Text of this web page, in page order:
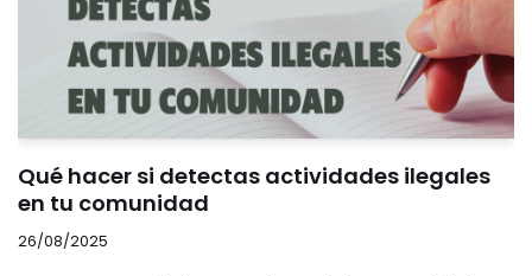
Qué hacer si detectas actividades ilegales
en tu comunidad
26/08/2025